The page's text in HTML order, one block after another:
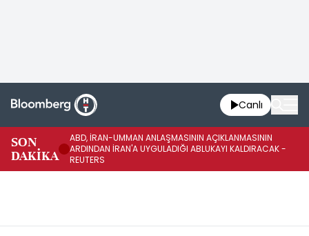
Canlı
SON
DAKİKA
ABD, İRAN-UMMAN ANLAŞMASININ AÇIKLANMASININ
ARDINDAN İRAN'A UYGULADIĞI ABLUKAYI KALDIRACAK -
REUTERS